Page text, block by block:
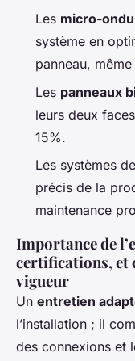
Les micro-
système en
panneau,
Les panneaux
leurs deux
15%.
Les systèmes de
précis de la
maintenance
Importance de
certifications, et
vigueur
Un entretien
l’installation ; il
des connexions et